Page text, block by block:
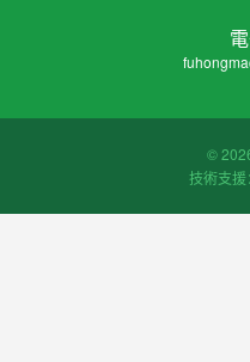
©
技術支